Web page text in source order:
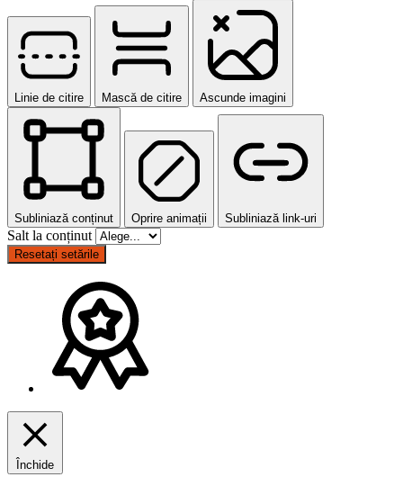
Linie de citire Mască de citire Ascunde imagini
Subliniază conținut Oprire animații Subliniază link-uri
Salt la conținut
Resetați setările
Închide